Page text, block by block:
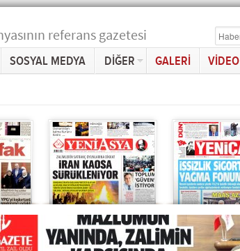
referans gazetesi
SOSYAL MEDYA DİĞER GALERİ VİDEO